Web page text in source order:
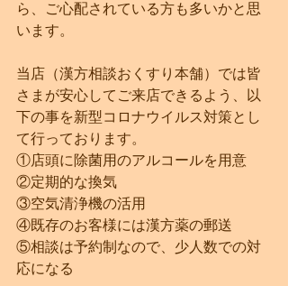
ら、ご心配されている方も多いかと思
います。
当店（漢方相談おくすり本舗）では皆
さまが安心してご来店できるよう、以
下の事を新型コロナウイルス対策とし
て行っております。
①店頭に除菌用のアルコールを用意
②定期的な換気
③空気清浄機の活用
④既存のお客様には漢方薬の郵送
⑤相談は予約制なので、少人数での対
応になる